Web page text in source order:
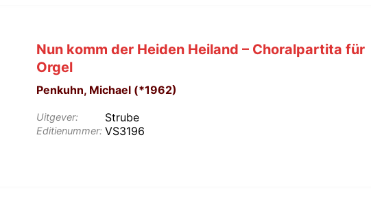
Nun komm der Heiden Heiland – Choralpartita für
Orgel
Penkuhn, Michael (*1962)
Uitgever: Strube
Editienummer: VS3196